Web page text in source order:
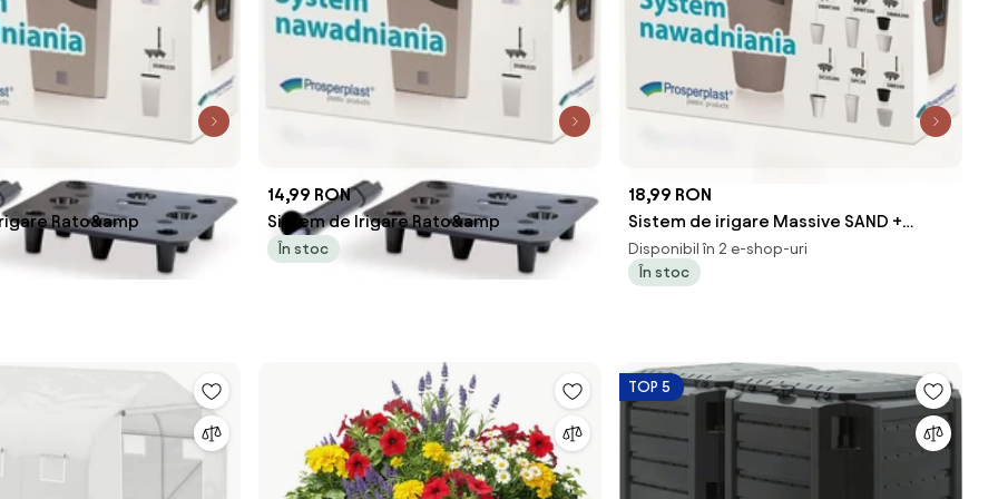
Rato&amp
14,99 RON
Sistem de Irigare Rato&amp
În stoc
18,99 RON
Sistem de irigare Massive SAND +
SANDY Slim IZWKO355
Disponibil în 2 e-shop-uri
În stoc
TOP 5